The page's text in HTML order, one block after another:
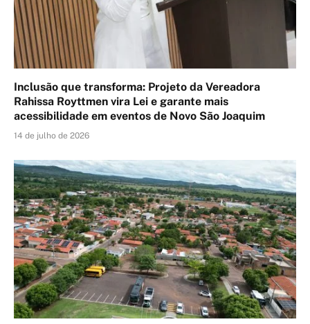
Inclusão que transforma: Projeto da Vereadora
Rahissa Royttmen vira Lei e garante mais
acessibilidade em eventos de Novo São Joaquim
14 de julho de 2026